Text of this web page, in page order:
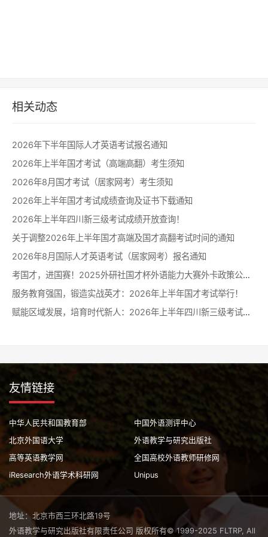
相关动态
2026年下半年国际人才英语考试报名通知
2026年上半年国才考试（高端高翻）考生须知
2026年8月国才考试（居家网考）考生须知
2026年上半年国才考试成绩查询及证书下载通知
2026年上半年四川新三级考试成绩开放查询！
关于调整2026年上半年国才高端及国才高翻考试时间的通知
2026年8月国际人才英语考试（居家网考）报名通知
考国才，进国赛！2025外研社国才杯外语能力大赛外卡政策公布！
服务教育强国，锻造实战英才：2026年上半年国才考试举行！
赋能区域发展，培育时代新人：2026年上半年四川新三级考试举行！
友情链接
中华人民共和国教育部
中国外语测评中心
北京外国语大学
外语教学与研究出版社
高等英语教学网
全国高校外语教师研修网
iResearch外语学术科研网
Unipus
地址：北京市西三环北路19号
外语教学与研究出版社有限责任公司 版权所有© 1999-2025 FLTRP, All